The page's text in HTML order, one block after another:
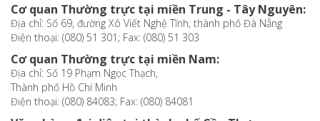
Cơ quan Thường trực tại miền Trung - Tây Nguyên:
Địa chỉ: Số 69, đường Xô Viết Nghệ Tĩnh, thành phố Đà Nẵng
Điện thoại: (080) 51 301; Fax: (080) 51 303
Cơ quan Thường trực tại miền Nam:
Địa chỉ: Số 19 Phạm Ngọc Thạch,
Thành phố Hồ Chí Minh
Điện thoại: (080) 84083; Fax: (080) 84081